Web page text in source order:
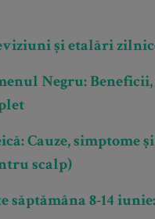
și etalări
Negru:
Cauze,
scalp)
săptămâna 8-14